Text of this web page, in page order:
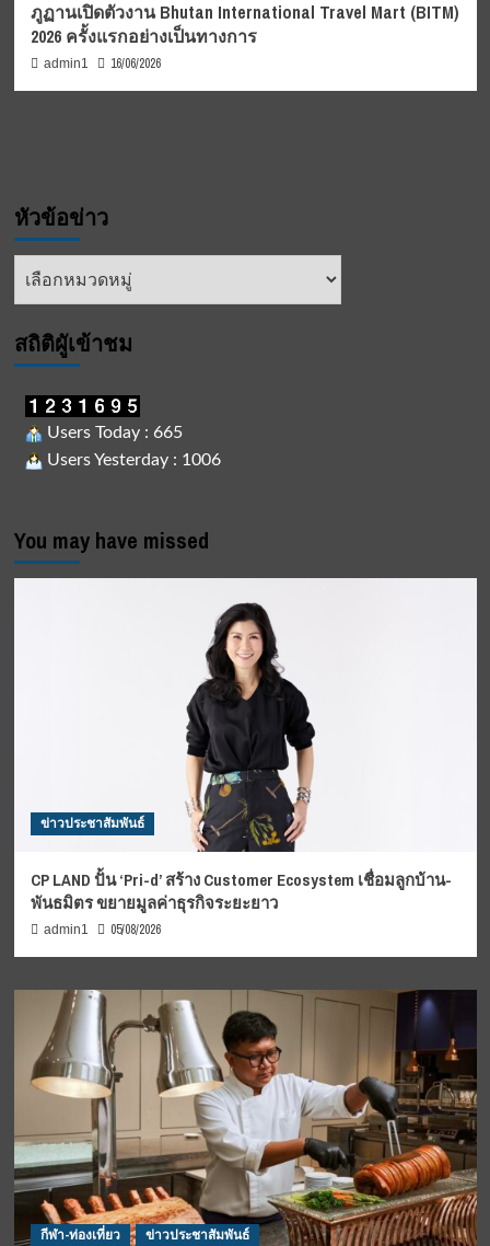
ภูฏานเปิดตัวงาน Bhutan International Travel Mart (BITM)
2026 ครั้งแรกอย่างเป็นทางการ
admin1 16/06/2026
หัวข้อข่าว
หัวข้อ
สถิติผูัเข้าชม
Users Today : 665
Users Yesterday : 1006
You may have missed
ข่าวประชาสัมพันธ์
CP LAND ปั้น ‘Pri-d’ สร้าง Customer Ecosystem เชื่อมลูกบ้าน-
พันธมิตร ขยายมูลค่าธุรกิจระยะยาว
admin1 05/08/2026
กีฬา-ท่องเที่ยว ข่าวประชาสัมพันธ์